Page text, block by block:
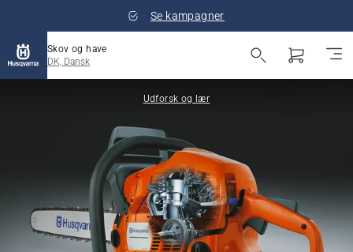
Se kampagner
Skov og have
DK, Dansk
Udforsk og lær